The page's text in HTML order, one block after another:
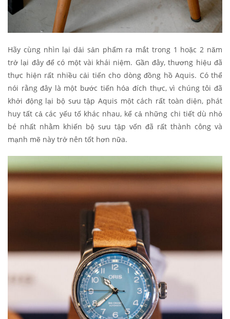
Hãy cùng nhìn lại dải sản phẩm ra mắt trong 1 hoặc 2 năm
trở lại đây để có một vài khái niệm. Gần đây, thương hiệu đã
thực hiện rất nhiều cải tiến cho dòng đồng hồ Aquis. Có thể
nói rằng đây là một bước tiến hóa đích thực, vì chúng tôi đã
khởi động lại bộ sưu tập Aquis một cách rất toàn diện, phát
huy tất cả các yếu tố khác nhau, kể cả những chi tiết dù nhỏ
bé nhất nhằm khiến bộ sưu tập vốn đã rất thành công và
mạnh mẽ này trở nên tốt hơn nữa.